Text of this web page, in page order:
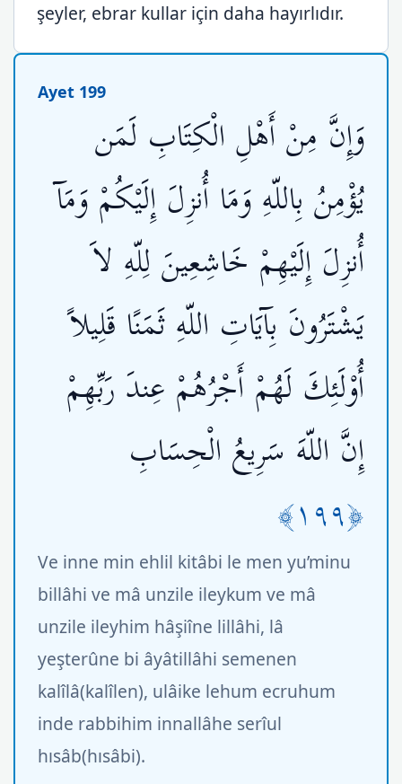
şeyler, ebrar kullar için daha hayırlıdır.
Ayet 199
وَإِنَّ مِنْ أَهْلِ الْكِتَابِ لَمَن
يُؤْمِنُ بِاللّهِ وَمَا أُنزِلَ إِلَيْكُمْ وَمَآ
أُنزِلَ إِلَيْهِمْ خَاشِعِينَ لِلّهِ لاَ
يَشْتَرُونَ بِآيَاتِ اللّهِ ثَمَنًا قَلِيلاً
أُوْلَئِكَ لَهُمْ أَجْرُهُمْ عِندَ رَبِّهِمْ
إِنَّ اللّهَ سَرِيعُ الْحِسَابِ
﴿١٩٩﴾
Ve inne min ehlil kitâbi le men yu’minu
billâhi ve mâ unzile ileykum ve mâ
unzile ileyhim hâşiîne lillâhi, lâ
yeşterûne bi âyâtillâhi semenen
kalîlâ(kalîlen), ulâike lehum ecruhum
inde rabbihim innallâhe serîul
hısâb(hısâbi).